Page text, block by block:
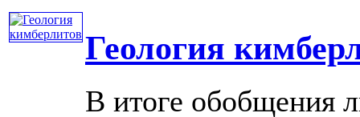
Геология
В итоге обобщения